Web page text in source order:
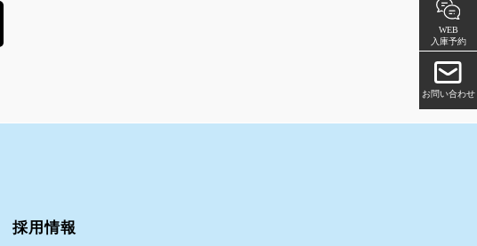
WEB
入庫予約
お問い合わせ
採用情報